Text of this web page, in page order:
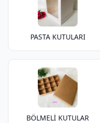
PASTA KUTULARI
BÖLMELİ KUTULAR